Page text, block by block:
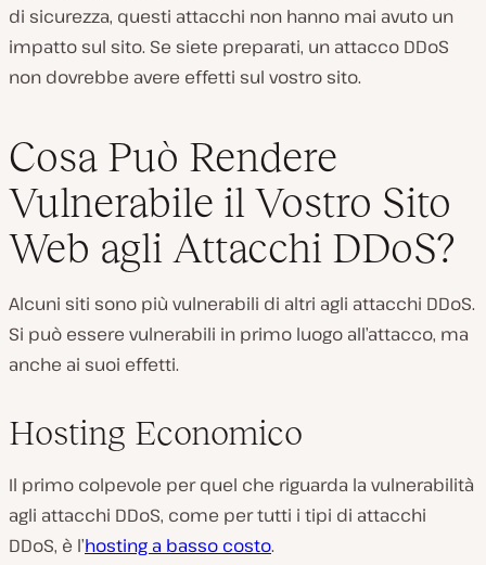
di sicurezza, questi attacchi non hanno mai avuto un
impatto sul sito. Se siete preparati, un attacco DDoS
non dovrebbe avere effetti sul vostro sito.
Cosa Può Rendere
Vulnerabile il Vostro Sito
Web agli Attacchi DDoS?
Alcuni siti sono più vulnerabili di altri agli attacchi DDoS.
Si può essere vulnerabili in primo luogo all’attacco, ma
anche ai suoi effetti.
Hosting Economico
Il primo colpevole per quel che riguarda la vulnerabilità
agli attacchi DDoS, come per tutti i tipi di attacchi
DDoS, è l’hosting a basso costo.